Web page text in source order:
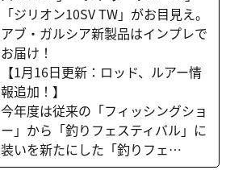
「ジリオン10SV TW」がお目見え。
アブ・ガルシア新製品はインプレで
お届け！
【1月16日更新：ロッド、ルアー情
報追加！】
今年度は従来の「フィッシングショ
ー」から「釣りフェスティバル」に
装いを新たにした「釣りフェ…